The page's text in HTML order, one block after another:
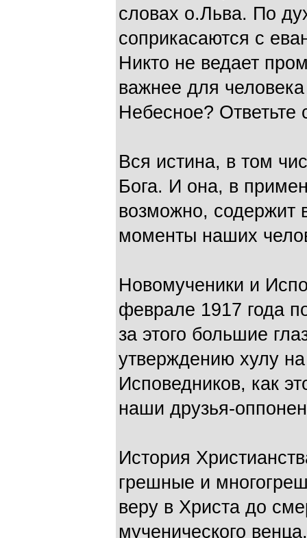
словах о.Льва. По
соприкасаются с
Никто не ведает
важнее для
Небесное? Ответьте
Вся истина, в том
Бога. И она, в
возможно, содержит
моменты наших
Новомученики и
феврале 1917 года
за этого большие
утверждению хулу
Исповедников, как
наши друзья-
История
грешные и
веру в Христа до
мученического